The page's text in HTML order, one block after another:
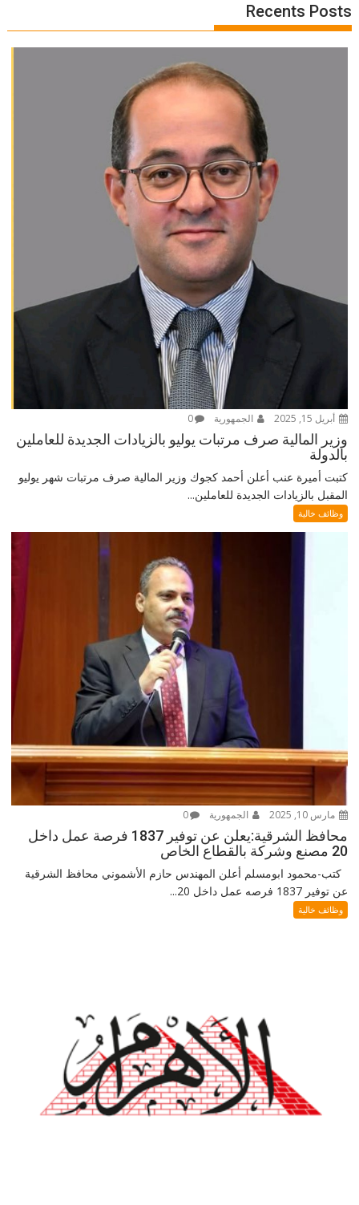
Recents Posts
أبريل 15, 2025 الجمهورية 0
وزير المالية صرف مرتبات يوليو بالزيادات الجديدة للعاملين
بالدولة
كتبت أميرة عنب أعلن أحمد كجوك وزير المالية صرف مرتبات شهر يوليو
المقبل بالزيادات الجديدة للعاملين...
وظائف خالية
مارس 10, 2025 الجمهورية 0
محافظ الشرقية:يعلن عن توفير 1837 فرصة عمل داخل
20 مصنع وشركة بالقطاع الخاص
كتب-محمود ابومسلم أعلن المهندس حازم الأشموني محافظ الشرقية
عن توفير 1837 فرصه عمل داخل 20...
وظائف خالية